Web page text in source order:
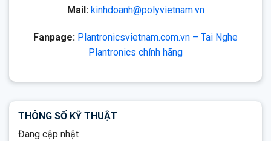
Mail: kinhdoanh@polyvietnam.vn
Fanpage: Plantronicsvietnam.com.vn – Tai Nghe
Plantronics chính hãng
THÔNG SỐ KỸ THUẬT
Đang cập nhật